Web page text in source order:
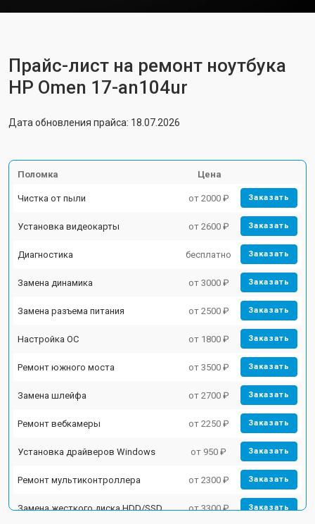
Прайс-лист на ремонт ноутбука
HP Omen 17-an104ur
Дата обновления прайса: 18.07.2026
Поломка Цена
Чистка от пыли от 2000 ₽ Заказать
Установка видеокарты от 2600 ₽ Заказать
Диагностика бесплатно Заказать
Замена динамика от 3000 ₽ Заказать
Замена разъема питания от 2500 ₽ Заказать
Настройка ОС от 1800 ₽ Заказать
Ремонт южного моста от 3500 ₽ Заказать
Замена шлейфа от 2700 ₽ Заказать
Ремонт вебкамеры от 2250 ₽ Заказать
Установка драйверов Windows от 950 ₽ Заказать
Ремонт мультиконтроллера от 2300 ₽ Заказать
Замена жесткого диска HDD/SSD от 3300 ₽ Заказать